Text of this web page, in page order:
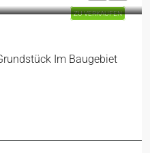
ZU VERKAUFEN
Im Baugebiet